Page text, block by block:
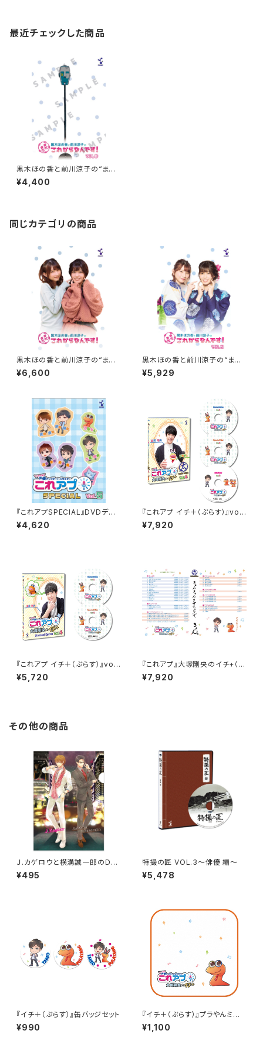
最近チェックした商品
黒木ほの香と前川涼子の“まだ
まだこれからなんです”VOL.３
¥4,400
同じカテゴリの商品
黒木ほの香と前川涼子の“まだ
まだこれからなんです”VOL.1
¥6,600
黒木ほの香と前川涼子の“まだ
まだこれからなんです”VOL.2～
ブロマイド封入特典付～（数量
¥5,929
『これアプSPECIAL』DVDデレ
クターズカット vol.5
¥4,620
『これアプ イチ＋（ぷらす）』vol.
4 デレクターズカット太まるＤＸ
版
¥7,920
『これアプ イチ＋（ぷらす）』vol.
4 デレクターズカット通常版（D
VD2枚組）
¥5,720
『これアプ』大塚剛央のイチ+（ぷ
らす）ディレクターズカット 太
まるDX版 Vol.2
¥7,920
その他の商品
Ｊ.カゲロウと横溝誠一郎のＤＪ
クリアファイル
¥495
特撮の匠 VOL.3～俳優 編～
¥5,478
『イチ＋（ぷらす）』缶バッジセット
¥990
『イチ＋（ぷらす）』プラやんミニタ
オル
¥1,100